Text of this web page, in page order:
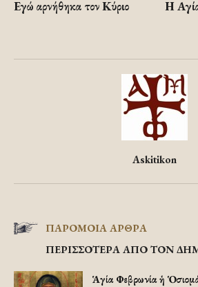
Εγώ αρνήθηκα τον Κύριο
Η
Askitikon
ΠΑΡΟΜΟΙΑ ΑΡΘΡΑ
ΠΕΡΙΣΣΟΤΕΡΑ ΑΠΟ ΤΟΝ
Ἡ Ἁγία Φεβρωνία ἡ